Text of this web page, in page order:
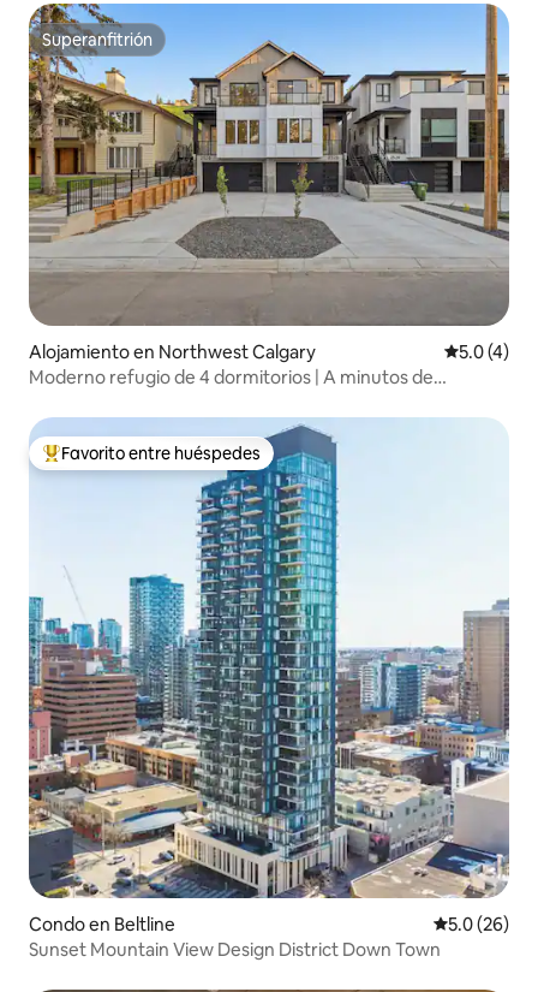
Superanfitrión
Superanfitrión
Alojamiento en Northwest Calgary
5.0 (4)
Moderno refugio de 4 dormitorios | A minutos de
Favorito entre huéspedes preferido
Favorito entre huéspedes
Condo en Beltline Calificación
5.0 (26)
Sunset Mountain View Design District Down Town